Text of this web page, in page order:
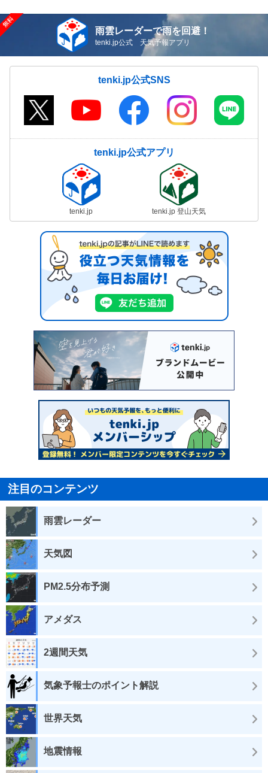
雨雲レーダーで雨を回避！
tenki.jp公式 天気予報アプリ
tenki.jp公式SNS
tenki.jp公式アプリ
tenki.jp tenki.jp 登山天気
注目のコンテンツ
雨雲レーダー
天気図
PM2.5分布予測
アメダス
2週間天気
気象予報士のポイント解説
世界天気
地震情報